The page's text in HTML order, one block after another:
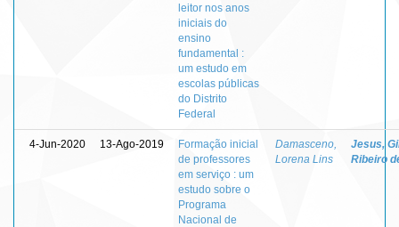
leitor nos anos
iniciais do
ensino
fundamental :
um estudo em
escolas públicas
do Distrito
Federal
4-Jun-2020 13-Ago-2019
Formação inicial
de professores
em serviço : um
estudo sobre o
Programa
Nacional de
Damasceno,
Lorena Lins
Jesus,
Ribeiro